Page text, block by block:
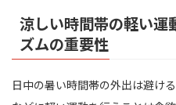
涼しい時間帯の軽い運
ズムの重要性
日中の暑い時間帯の外出は避け